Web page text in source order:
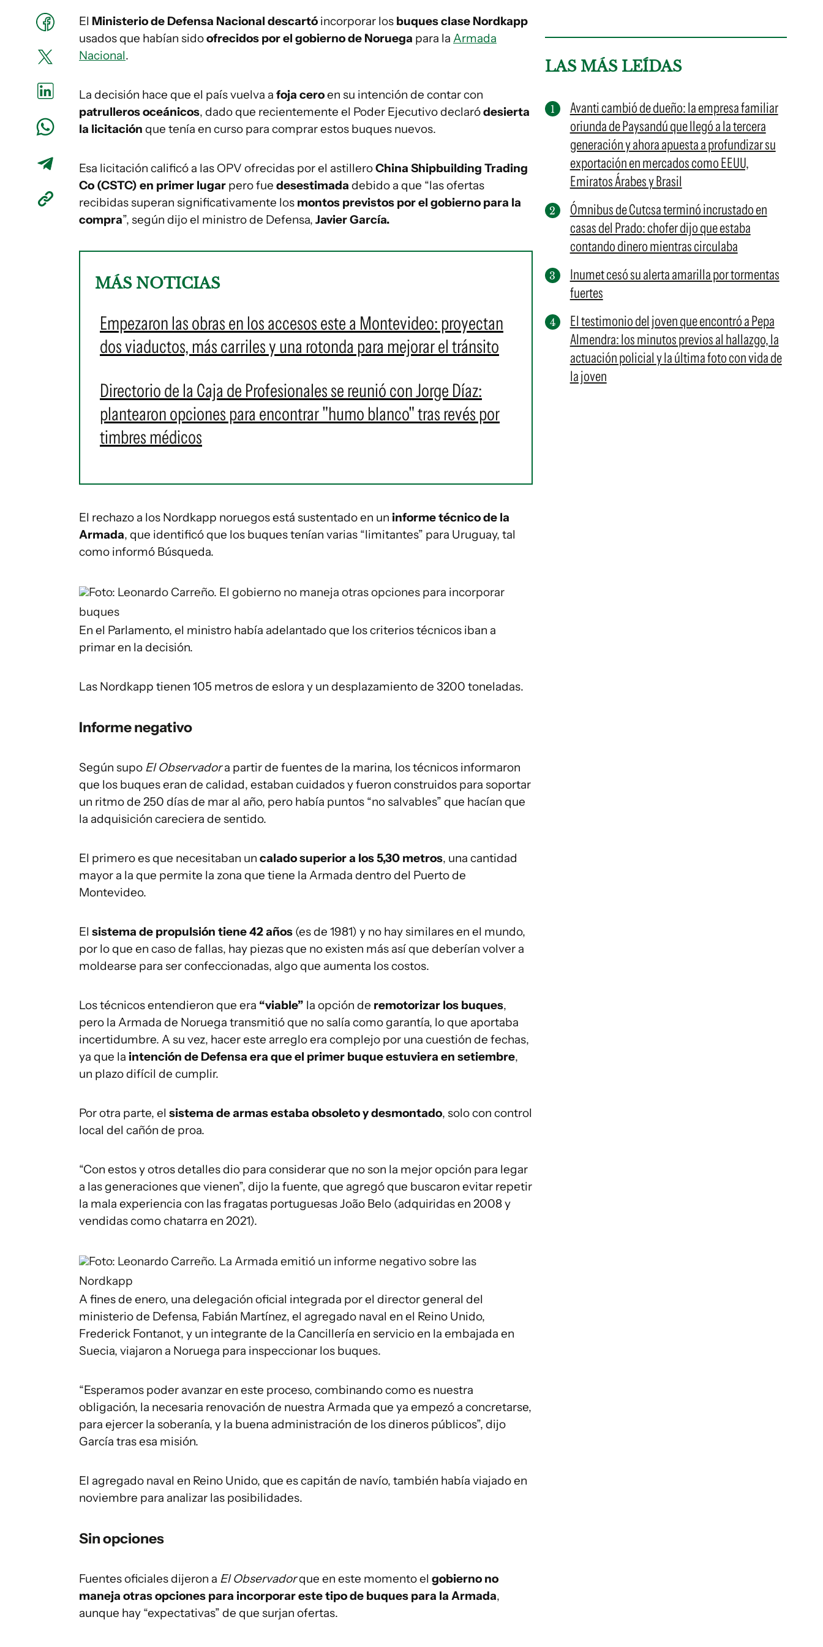
El Ministerio de Defensa Nacional descartó incorporar los buques clase Nordkapp
usados que habían sidoofrecidos por el gobierno de Noruega para la Armada
Nacional.
La decisión hace que el país vuelva a foja ceroen su intención de contar con
patrulleros oceánicos, dado que recientemente el Poder Ejecutivo declaródesierta
la licitación que tenía en curso para comprar estos buques nuevos.
Esa licitación calificó a las OPV ofrecidas por el astilleroChina Shipbuilding Trading
Co (CSTC) en primer lugar pero fue desestimada debido a que “las ofertas
recibidas superan significativamente los montos previstos por el gobierno para la
compra”, según dijo el ministro de Defensa, Javier García.
MÁS NOTICIAS
Empezaron las obras en los accesos este a Montevideo: proyectan
dos viaductos, más carriles y una rotonda para mejorar el tránsito
Directorio de la Caja de Profesionales se reunió con Jorge Díaz:
plantearon opciones para encontrar "humo blanco" tras revés por
timbres médicos
El rechazo a los Nordkapp noruegos está sustentado en un informe técnico de la
Armada, que identificó que los buques tenían varias “limitantes” para Uruguay, tal
como informó Búsqueda.
Foto: Leonardo Carreño. El gobierno no maneja otras opciones para incorporar
buques
En el Parlamento, el ministro había adelantado que los criterios técnicos iban a
primar en la decisión.
Las Nordkapp tienen 105 metros de eslora y un desplazamiento de 3200 toneladas.
Informe negativo
Según supo El Observadora partir de fuentes de la marina, los técnicos informaron
que los buques eran de calidad, estaban cuidados y fueron construidos para soportar
un ritmo de 250 días de mar al año, pero había puntos “no salvables” que hacían que
la adquisición careciera de sentido.
El primero es que necesitaban un calado superior a los 5,30 metros, una cantidad
mayor a la que permite la zona que tiene la Armada dentro del Puerto de
Montevideo.
El sistema de propulsión tiene 42 años (es de 1981) y no hay similares en el mundo,
por lo que en caso de fallas, hay piezas que no existen más así que deberían volver a
moldearse para ser confeccionadas, algo que aumenta los costos.
Los técnicos entendieron que era “viable” la opción de remotorizar los buques,
pero la Armada de Noruega transmitió que no salía como garantía, lo que aportaba
incertidumbre. A su vez, hacer este arreglo era complejo por una cuestión de fechas,
ya que la intención de Defensa era que el primer buque estuviera en setiembre,
un plazo difícil de cumplir.
Por otra parte, el sistema de armas estaba obsoleto y desmontado, solo con control
local del cañón de proa.
“Con estos y otros detalles dio para considerar que no son la mejor opción para legar
a las generaciones que vienen”, dijo la fuente, que agregó que buscaron evitar repetir
la mala experiencia con las fragatas portuguesas João Belo (adquiridas en 2008 y
vendidas como chatarra en 2021).
Foto: Leonardo Carreño. La Armada emitió un informe negativo sobre las
Nordkapp
A fines de enero, una delegación oficial integrada por el director general del
ministerio de Defensa, Fabián Martínez, el agregado naval en el Reino Unido,
Frederick Fontanot, y un integrante de la Cancillería en servicio en la embajada en
Suecia, viajaron a Noruega para inspeccionar los buques.
“Esperamos poder avanzar en este proceso, combinando como es nuestra
obligación, la necesaria renovación de nuestra Armada que ya empezó a concretarse,
para ejercer la soberanía, y la buena administración de los dineros públicos”, dijo
García tras esa misión.
El agregado naval en Reino Unido, que es capitán de navío, también había viajado en
noviembre para analizar las posibilidades.
Sin opciones
Fuentes oficiales dijeron a El Observadorque en este momento el gobierno no
maneja otras opciones para incorporar este tipo de buques para la Armada,
aunque hay “expectativas” de que surjan ofertas.
LAS MÁS LEÍDAS
Avanti cambió de dueño: la empresa familiar
oriunda de Paysandú que llegó a la tercera
generación y ahora apuesta a profundizar su
exportación en mercados como EEUU,
Emiratos Árabes y Brasil
Ómnibus de Cutcsa terminó incrustado en
casas del Prado: chofer dijo que estaba
contando dinero mientras circulaba
Inumet cesó su alerta amarilla por tormentas
fuertes
El testimonio del joven que encontró a Pepa
Almendra: los minutos previos al hallazgo, la
actuación policial y la última foto con vida de
la joven